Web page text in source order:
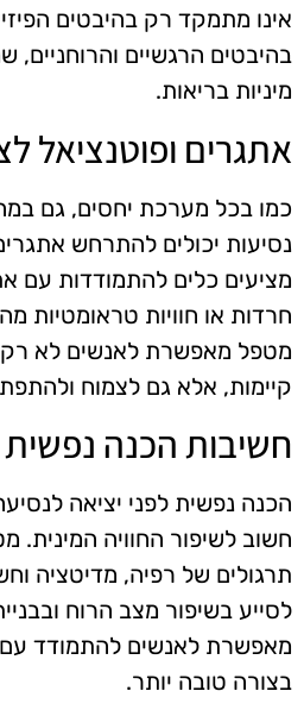
אינו מתמקד רק בהיבטים
בהיבטים הרגשיים והרוחניים,
מיניות בריאות.
אתגרים ופוטנציאל
כמו בכל מערכת יחסים, גם
נסיעות יכולים להתרחש
מציעים כלים להתמודדות עם
חרדות או חוויות טראומטיות
מטפל מאפשרת לאנשים לא רק
קיימות, אלא גם לצמוח
חשיבות הכנה נפשית
הכנה נפשית לפני יציאה
חשוב לשיפור החוויה המינית.
תרגולים של רפיה, מדיטציה
לסייע בשיפור מצב הרוח
מאפשרת לאנשים להתמודד עם
בצורה טובה יותר.